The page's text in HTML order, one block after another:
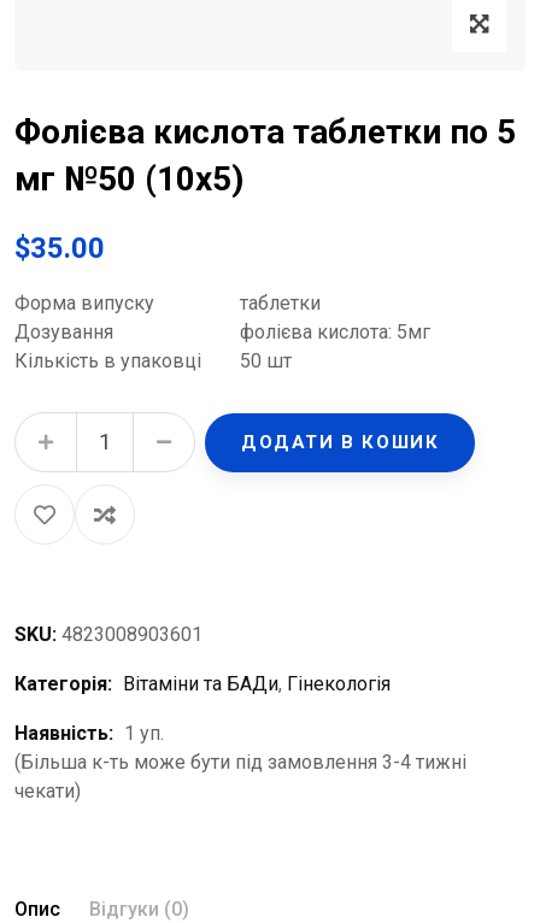
Фолієва кислота таблетки по 5
мг №50 (10х5)
$35.00
Форма випуску
таблетки
Дозування
фолієва кислота: 5мг
Кількість в упаковці
50 шт
Фолієва кислота таблетки по 5 мг №50 (10х5) quantity
ДОДАТИ В КОШИК
SKU: 4823008903601
Категорія: Вітаміни та БАДи, Гінекологія
Наявність: 1 уп.
(Більша к-ть може бути під замовлення 3-4 тижні
чекати)
Опис Відгуки (0)